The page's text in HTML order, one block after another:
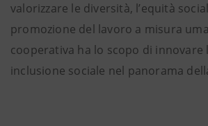
valorizzare le diversità, l’equità
promozione del lavoro a misura
cooperativa ha lo scopo di innovare
inclusione sociale nel panorama